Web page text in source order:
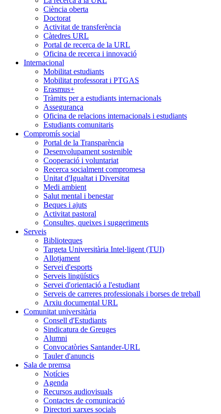
Ciència oberta
Doctorat
Activitat de transferència
Càtedres URL
Portal de recerca de la URL
Oficina de recerca i innovació
Internacional
Mobilitat estudiants
Mobilitat professorat i PTGAS
Erasmus+
Tràmits per a estudiants internacionals
Assegurança
Oficina de relacions internacionals i estudiants
Estudiants comunitaris
Compromís social
Portal de la Transparència
Desenvolupament sostenible
Cooperació i voluntariat
Recerca socialment compromesa
Unitat d'Igualtat i Diversitat
Medi ambient
Salut mental i benestar
Beques i ajuts
Activitat pastoral
Consultes, queixes i suggeriments
Serveis
Biblioteques
Targeta Universitària Intel·ligent (TUI)
Allotjament
Servei d'esports
Serveis lingüístics
Servei d'orientació a l'estudiant
Serveis de carreres professionals i borses de treball
Arxiu documental URL
Comunitat universitària
Consell d'Estudiants
Sindicatura de Greuges
Alumni
Convocatòries Santander-URL
Tauler d'anuncis
Sala de premsa
Notícies
Agenda
Recursos audiovisuals
Contactes de comunicació
Directori xarxes socials